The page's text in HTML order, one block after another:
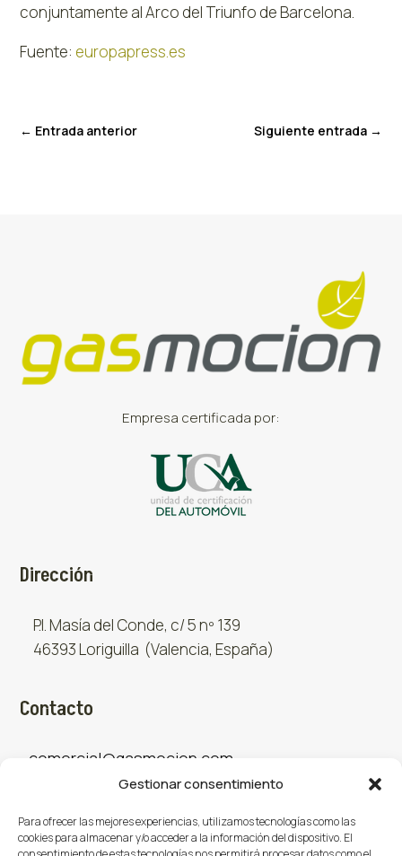
Gestionar consentimiento
Para ofrecer las mejores experiencias, utilizamos tecnologías como las
cookies para almacenar y/o acceder a la información del dispositivo. El
conjuntamente al Arco del Triunfo de Barcelona.
Fuente: europapress.es
← Entrada anterior Siguiente entrada→
Empresa certificada por:
Dirección
P.I. Masía del Conde, c/ 5 nº 139
46393 Loriguilla (Valencia, España)
Contacto
comercial@gasmocion.com